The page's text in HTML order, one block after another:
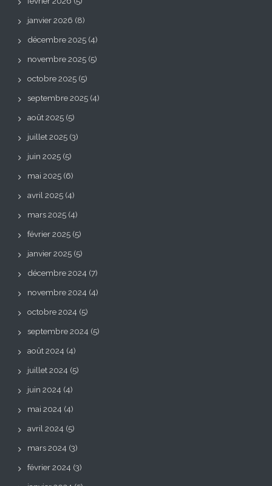
janvier 2026 (8)
décembre 2025 (4)
novembre 2025 (5)
octobre 2025 (5)
septembre 2025 (4)
août 2025 (5)
juillet 2025 (3)
juin 2025 (5)
mai 2025 (6)
avril 2025 (4)
mars 2025 (4)
février 2025 (5)
janvier 2025 (5)
décembre 2024 (7)
novembre 2024 (4)
octobre 2024 (5)
septembre 2024 (5)
août 2024 (4)
juillet 2024 (5)
juin 2024 (4)
mai 2024 (4)
avril 2024 (5)
mars 2024 (3)
février 2024 (3)